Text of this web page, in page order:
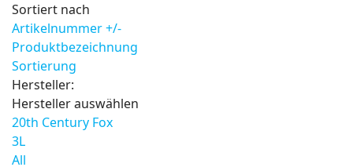
Sortiert nach
Artikelnummer +/-
Produktbezeichnung
Sortierung
Hersteller:
Hersteller auswählen
20th Century Fox
3L
All